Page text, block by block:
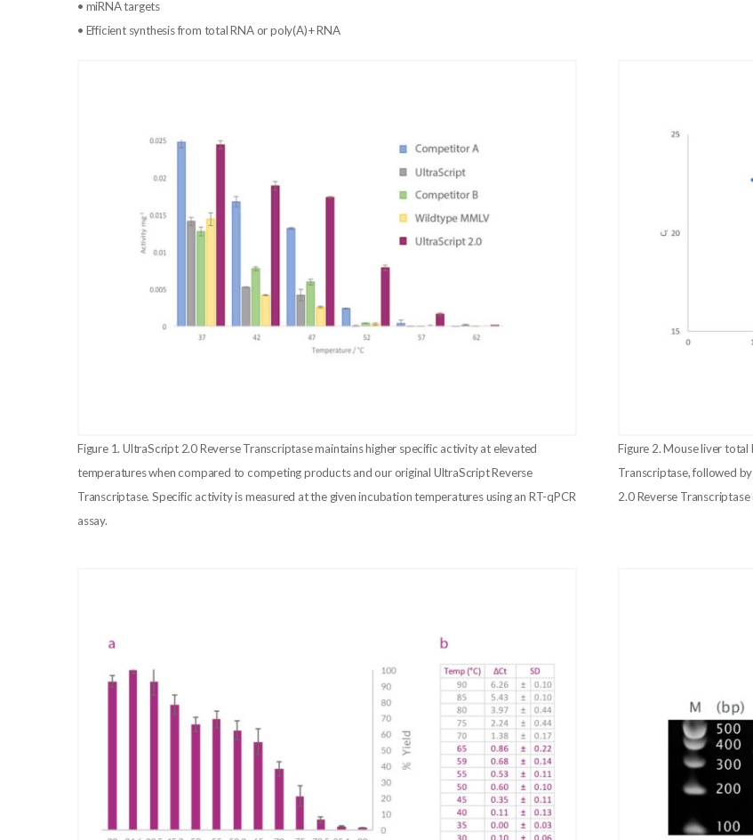
• miRNA targets
• Efficient synthesis from total RNA or poly(A)+ RNA
Figure 1. UltraScript 2.0 Reverse Transcriptase maintains higher specific activity at elevated
temperatures when compared to competing products and our original UltraScript Reverse
Transcriptase. Specific activity is measured at the given incubation temperatures using an RT-qPCR
assay.
Figure 2. Mouse liver total
Transcriptase, followed
2.0 Reverse